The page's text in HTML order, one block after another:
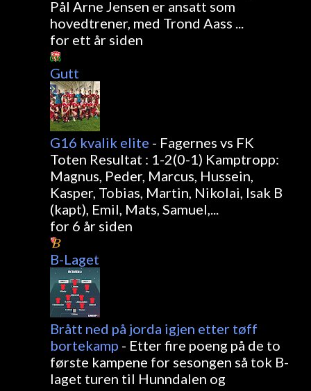
Pål Arne Jensen er ansatt som
hovedtrener, med Trond Aass ...
for ett år siden
Gutt
G16 kvalik elite - Fagernes vs FK
Toten Resultat : 1-2(0-1) Kamptropp:
Magnus, Peder, Marcus, Hussein,
Kasper, Tobias, Martin, Nikolai, Isak B
(kapt), Emil, Mats, Samuel,...
for 6 år siden
B-Laget
Brått ned på jorda igjen etter tøff
bortekamp - Etter fire poeng på de to
første kampene for sesongen så tok B-
laget turen til Hunndalen og